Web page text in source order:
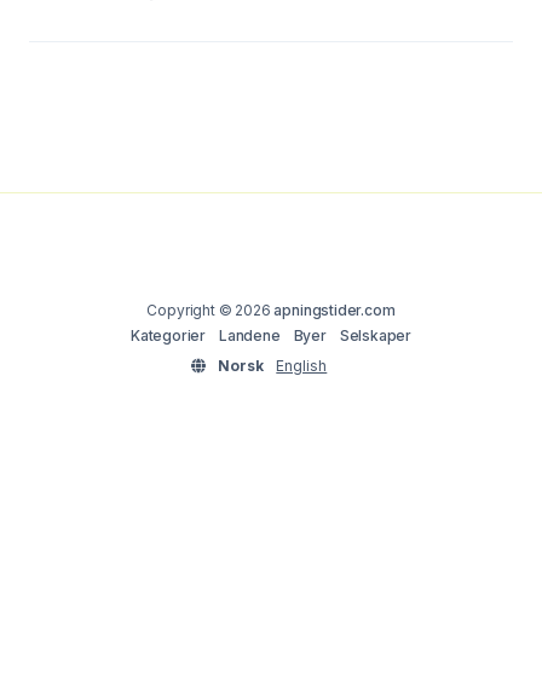
Copyright © 2026apningstider.com
Kategorier
Landene Byer
Selskaper
Norsk
English